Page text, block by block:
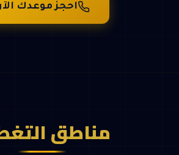
احجز موعدك
مناطق